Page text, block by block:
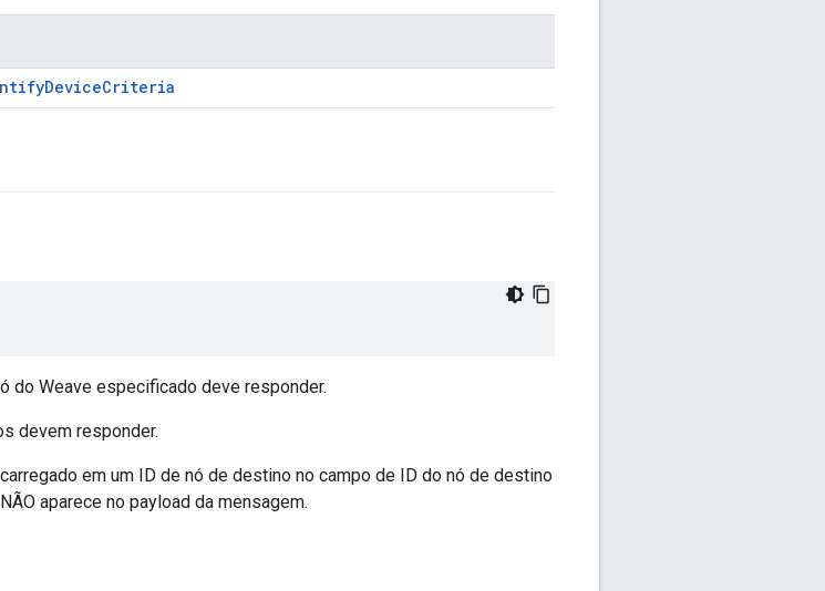
do Weave especificado deve responder.
devem responder.
em um ID de nó de destino no campo de ID do nó de destino
aparece no payload da mensagem.